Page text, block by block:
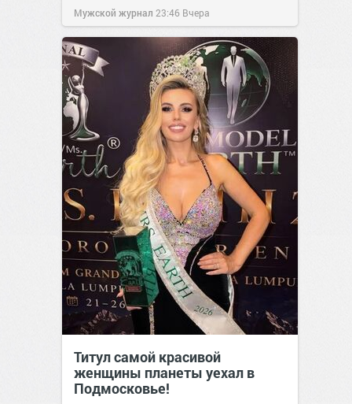
Мужской журнал 23:46 Вчера
Титул самой красивой
женщины планеты уехал в
Подмосковье!